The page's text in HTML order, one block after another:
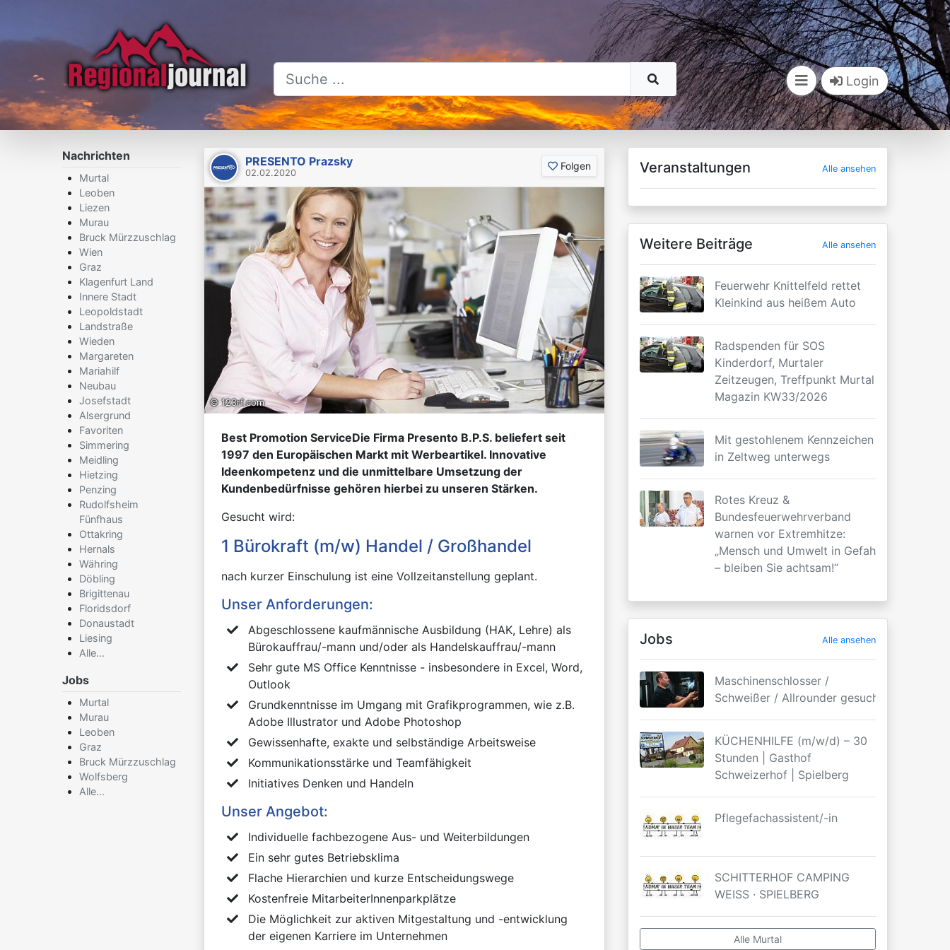
Login
Nachrichten
Murtal
Leoben
Liezen
Murau
Bruck Mürzzuschlag
Wien
Graz
Klagenfurt Land
Innere Stadt
Leopoldstadt
Landstraße
Wieden
Margareten
Mariahilf
Neubau
Josefstadt
Alsergrund
Favoriten
Simmering
Meidling
Hietzing
Penzing
Rudolfsheim
Fünfhaus
Ottakring
Hernals
Währing
Döbling
Brigittenau
Floridsdorf
Donaustadt
Liesing
Alle...
Jobs
Murtal
Murau
Leoben
Graz
Bruck Mürzzuschlag
Wolfsberg
Alle...
PRESENTO Prazsky
02.02.2020
Folgen
© 123rf.com
Best Promotion ServiceDie Firma Presento B.P.S. beliefert seit
1997 den Europäischen Markt mit Werbeartikel. Innovative
Ideenkompetenz und die unmittelbare Umsetzung der
Kundenbedürfnisse gehören hierbei zu unseren Stärken.
Gesucht wird:
1 Bürokraft (m/w) Handel / Großhandel
nach kurzer Einschulung ist eine Vollzeitanstellung geplant.
Unser Anforderungen:
Abgeschlossene kaufmännische Ausbildung (HAK, Lehre) als
Bürokauffrau/-mann und/oder als Handelskauffrau/-mann
Sehr gute MS Office Kenntnisse - insbesondere in Excel, Word,
Outlook
Grundkenntnisse im Umgang mit Grafikprogrammen, wie z.B.
Adobe Illustrator und Adobe Photoshop
Gewissenhafte, exakte und selbständige Arbeitsweise
Kommunikationsstärke und Teamfähigkeit
Initiatives Denken und Handeln
Unser Angebot:
Individuelle fachbezogene Aus- und Weiterbildungen
Ein sehr gutes Betriebsklima
Flache Hierarchien und kurze Entscheidungswege
Kostenfreie MitarbeiterInnenparkplätze
Die Möglichkeit zur aktiven Mitgestaltung und -entwicklung
der eigenen Karriere im Unternehmen
Veranstaltungen Alle ansehen
Weitere Beiträge Alle ansehen
Feuerwehr Knittelfeld rettet
Kleinkind aus heißem Auto
Radspenden für SOS
Kinderdorf, Murtaler
Zeitzeugen, Treffpunkt Murtal
Magazin KW33/2026
Mit gestohlenem Kennzeichen
in Zeltweg unterwegs
Rotes Kreuz &
Bundesfeuerwehrverband
warnen vor Extremhitze:
„Mensch und Umwelt in Gefahr
– bleiben Sie achtsam!“
Jobs Alle ansehen
Maschinenschlosser /
Schweißer / Allrounder gesucht
KÜCHENHILFE (m/w/d) – 30
Stunden | Gasthof
Schweizerhof | Spielberg
Pflegefachassistent/-in
SCHITTERHOF CAMPING
WEISS · SPIELBERG
Alle Murtal